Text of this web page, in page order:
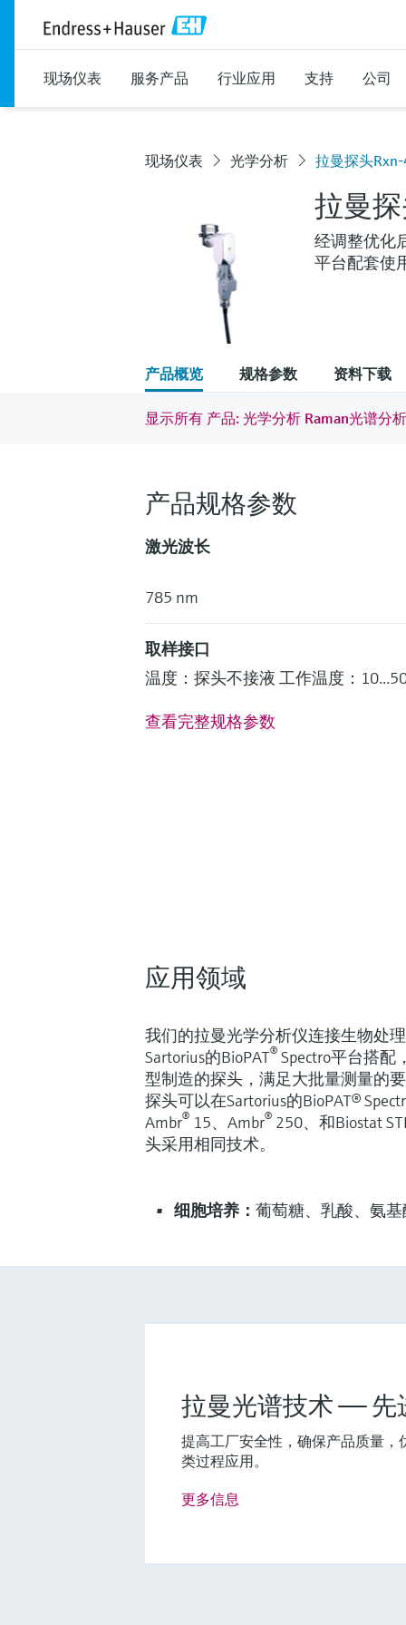
现场仪表 服务产品 行业应用 支持 公司
现场仪表 光学分析 拉曼探头
拉曼
经调整优化
平台配套使
产品概览 规格参数 资料下载
显示所有 产品: 光学分析 Raman光谱分
产品规格参数
激光波长
785 nm
取样接口
温度：探头不接液 工作温度：10...50
查看完整规格参数
应用领域
我们的拉曼光学分析仪连接生物处
Sartorius的BioPAT® Spectro平台搭
型制造的探头，满足大批量测量的
探头可以在Sartorius的BioPAT®
Ambr® 15、Ambr® 250、和Biostat
头采用相同技术。
细胞培养： 葡萄糖、乳酸、氨
拉曼光谱技术 ——
提高工厂安全性，确保产品质量
类过程应用。
更多信息